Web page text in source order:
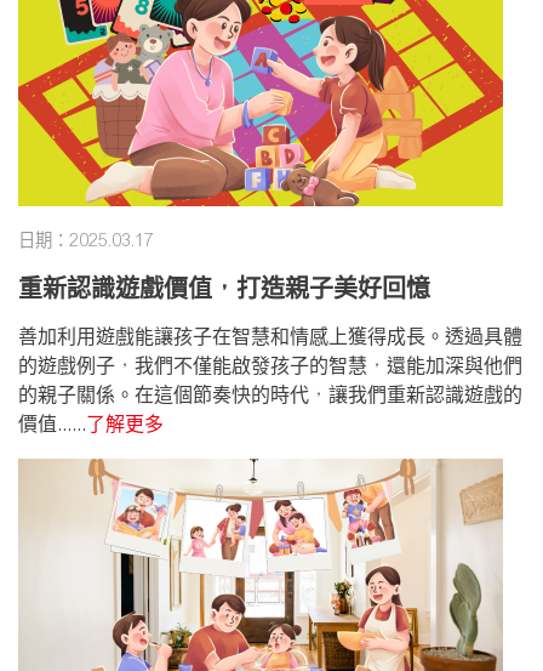
日期：2025.03.17
重新認識遊戲價值，打造親子美好回憶
善加利用遊戲能讓孩子在智慧和情感上獲得成長。透過具體
的遊戲例子，我們不僅能啟發孩子的智慧，還能加深與他們
的親子關係。在這個節奏快的時代，讓我們重新認識遊戲的
價值......了解更多